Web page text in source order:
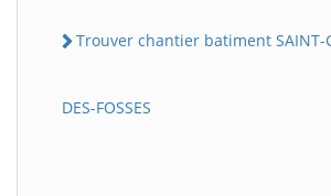
Trouver chantier batiment SAINT-
DES-FOSSES